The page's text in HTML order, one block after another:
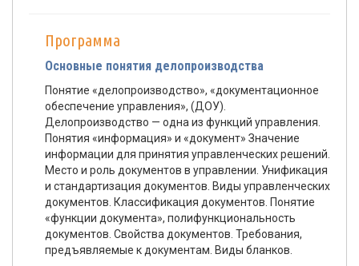
Программа
Основные понятия делопроизводства
Понятие «делопроизводство», «документационное
обеспечение управления», (ДОУ).
Делопроизводство — одна из функций управления.
Понятия «информация» и «документ» Значение
информации для принятия управленческих решений.
Место и роль документов в управлении. Унификация
и стандартизация документов. Виды управленческих
документов. Классификация документов. Понятие
«функции документа», полифункциональность
документов. Свойства документов. Требования,
предъявляемые к документам. Виды бланков.